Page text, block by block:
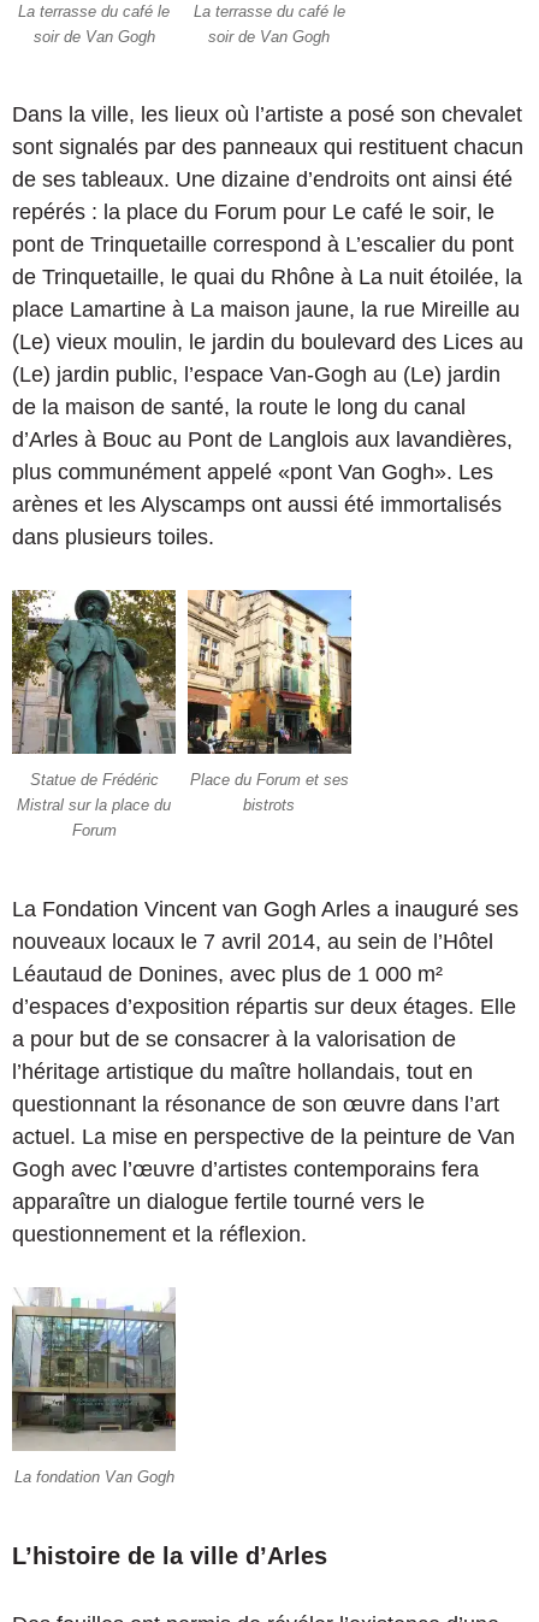
La terrasse du café le
soir de Van Gogh
La terrasse du café le
soir de Van Gogh
Dans la ville, les lieux où l’artiste a posé son chevalet
sont signalés par des panneaux qui restituent chacun
de ses tableaux. Une dizaine d’endroits ont ainsi été
repérés : la place du Forum pour Le café le soir, le
pont de Trinquetaille correspond à L’escalier du pont
de Trinquetaille, le quai du Rhône à La nuit étoilée, la
place Lamartine à La maison jaune, la rue Mireille au
(Le) vieux moulin, le jardin du boulevard des Lices au
(Le) jardin public, l’espace Van-Gogh au (Le) jardin
de la maison de santé, la route le long du canal
d’Arles à Bouc au Pont de Langlois aux lavandières,
plus communément appelé «pont Van Gogh». Les
arènes et les Alyscamps ont aussi été immortalisés
dans plusieurs toiles.
Statue de Frédéric
Mistral sur la place du
Forum
Place du Forum et ses
bistrots
La Fondation Vincent van Gogh Arles a inauguré ses
nouveaux locaux le 7 avril 2014, au sein de l’Hôtel
Léautaud de Donines, avec plus de 1 000 m²
d’espaces d’exposition répartis sur deux étages. Elle
a pour but de se consacrer à la valorisation de
l’héritage artistique du maître hollandais, tout en
questionnant la résonance de son œuvre dans l’art
actuel. La mise en perspective de la peinture de Van
Gogh avec l’œuvre d’artistes contemporains fera
apparaître un dialogue fertile tourné vers le
questionnement et la réflexion.
La fondation Van Gogh
L’histoire de la ville d’Arles